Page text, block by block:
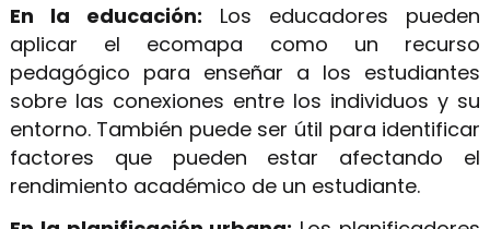
En la educación: Los educadores pueden
aplicar el ecomapa como un recurso
pedagógico para enseñar a los estudiantes
sobre las conexiones entre los individuos y su
entorno. También puede ser útil para identificar
factores que pueden estar afectando el
rendimiento académico de un estudiante.